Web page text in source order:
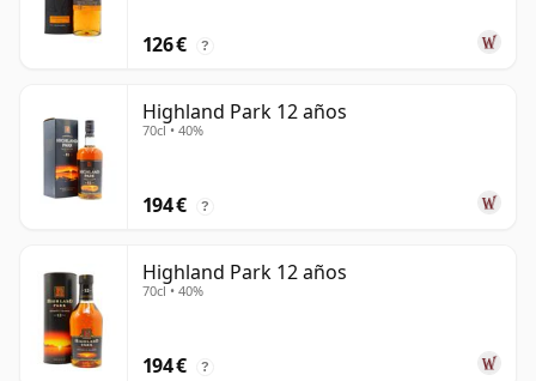
126 € ?
Highland Park 12 años
70cl • 40%
194 € ?
Highland Park 12 años
70cl • 40%
194 € ?